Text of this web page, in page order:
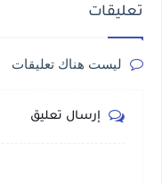
تعليقات
ليست هناك تعليقات
إرسال تعليق